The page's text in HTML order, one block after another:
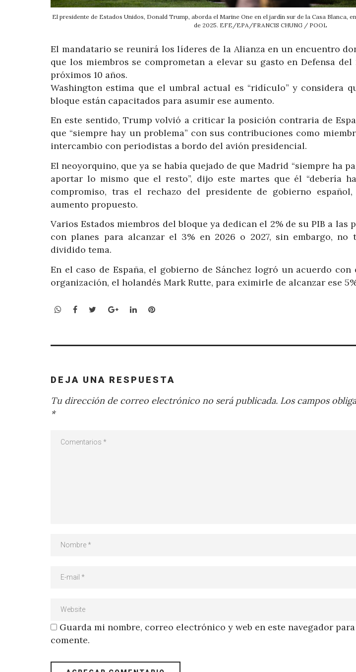
El presidente de Estados Unidos, Donald Trump, aborda el Marine One en el jardín sur de la Casa Blanca,
de 2025. EFE/EPA/FRANCIS CHUNG / POOL
El mandatario se reunirá los líderes de la Alianza en un encuentro
que los miembros se comprometan a elevar su gasto en Defensa
próximos 10 años.
Washington estima que el umbral actual es “ridículo” y considera
bloque están capacitados para asumir ese aumento.
En este sentido, Trump volvió a criticar la posición contraria de
que “siempre hay un problema” con sus contribuciones como
intercambio con periodistas a bordo del avión presidencial.
El neoyorquino, que ya se había quejado de que Madrid “siempre ha
aportar lo mismo que el resto”, dijo este martes que él “debería
compromiso, tras el rechazo del presidente de gobierno español,
aumento propuesto.
Varios Estados miembros del bloque ya dedican el 2% de su PIB a las
con planes para alcanzar el 3% en 2026 o 2027, sin embargo, no
dividido tema.
En el caso de España, el gobierno de Sánchez logró un acuerdo
organización, el holandés Mark Rutte, para eximirle de alcanzar ese
WhatsApp
Facebook
TwitterGoogle+LinkedInPinterest
DEJA UNA RESPUESTA
Tu dirección de correo electrónico no será publicada. Los campos
*
Guarda mi nombre, correo electrónico y web en este navegador
comente.